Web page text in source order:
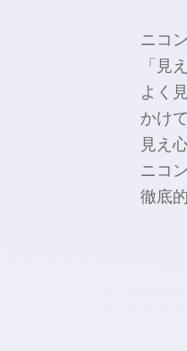
ニコ
「見
よく
かけ
見え
ニコ
徹底